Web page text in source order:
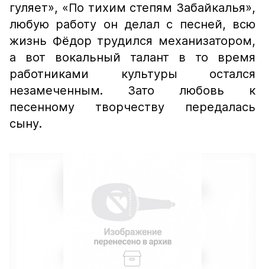
гуляет», «По тихим степям Забайкалья»,
любую работу он делал с песней, всю
жизнь Фёдор трудился механизатором,
а вот вокальный талант в то время
работниками культуры остался
незамеченным. Зато любовь к
песенному творчеству передалась
сыну.